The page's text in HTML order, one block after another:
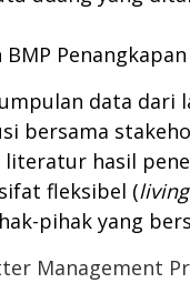
BMP
data dari
bersama
literatur hasil
fleksibel (
pihak yang
Management